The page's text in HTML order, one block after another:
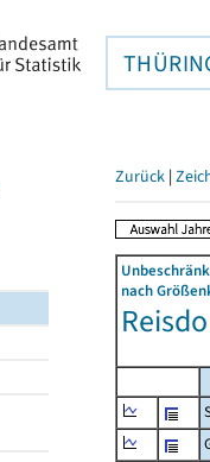
Zurück |
nach